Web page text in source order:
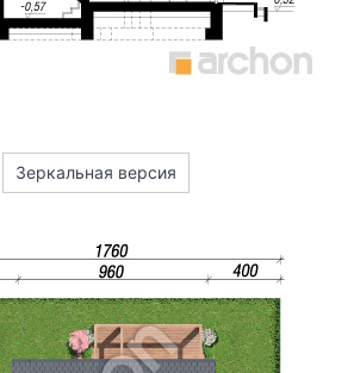
Зеркальная версия